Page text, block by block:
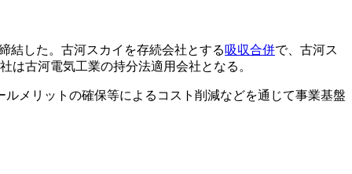
結した。古河スカイを存続会社とする吸収合併で、古河ス
は古河電気工業の持分法適用会社となる。
メリットの確保等によるコスト削減などを通じて事業基盤